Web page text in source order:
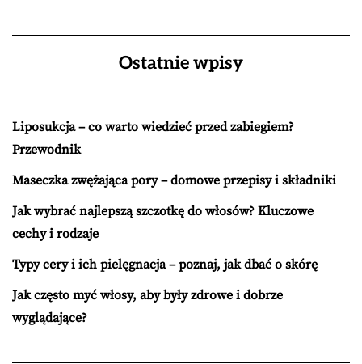
Ostatnie wpisy
Liposukcja – co warto wiedzieć przed zabiegiem?
Przewodnik
Maseczka zwężająca pory – domowe przepisy i składniki
Jak wybrać najlepszą szczotkę do włosów? Kluczowe
cechy i rodzaje
Typy cery i ich pielęgnacja – poznaj, jak dbać o skórę
Jak często myć włosy, aby były zdrowe i dobrze
wyglądające?